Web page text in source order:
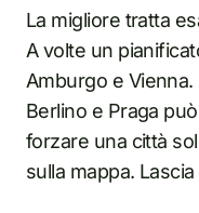
La migliore tratta
A volte un
Amburgo e
Berlino e Praga
forzare una città
sulla mappa.